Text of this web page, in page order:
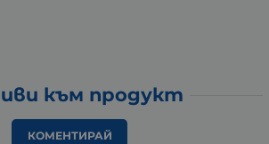
към продукт
КОМЕНТИРАЙ